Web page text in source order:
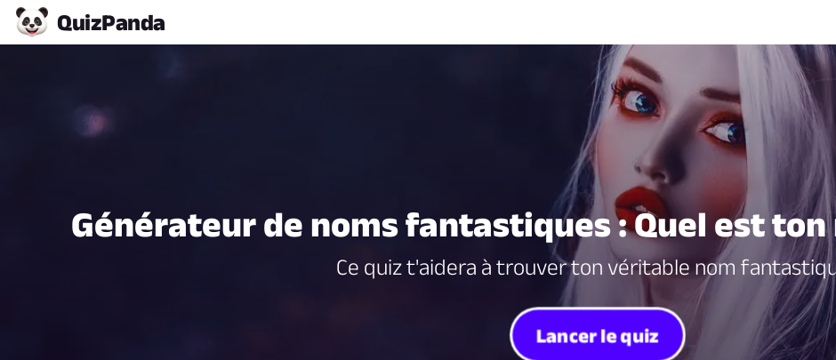
QuizPanda
Générateur de noms fantastiques : Quel est
Ce quiz t'aidera à trouver ton véritable nom
Lancer le quiz